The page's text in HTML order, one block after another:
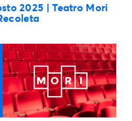
2025 | Teatro Mori